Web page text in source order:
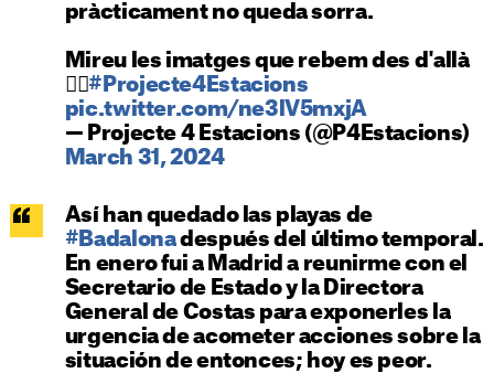
pràcticament no queda sorra.
Mireu les imatges que rebem des d'allà
👇🏼#Projecte4Estacions
pic.twitter.com/ne3lV5mxjA
— Projecte 4 Estacions (@P4Estacions)
March 31, 2024
Así han quedado las playas de
#Badalonadespués del último temporal.
En enero fui a Madrid a reunirme con el
Secretario de Estado y la Directora
General de Costas para exponerles la
urgencia de acometer acciones sobre la
situación de entonces; hoy es peor.